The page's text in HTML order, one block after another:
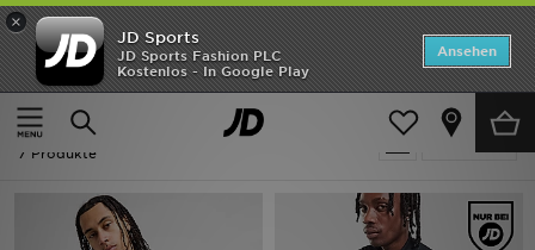
×
JD Sports
JD Sports Fashion PLC
Kostenlos - In Google Play
Ansehen
Home
Ausverkauf | Grau Fußball
Verfeinern
Ausverkauf | Grau Fußball
7 Produkte
ANGEBOTE
Neuheiten
Herren
Damen